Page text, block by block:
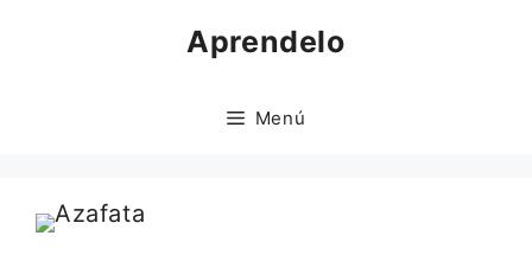
Aprendelo
Menú